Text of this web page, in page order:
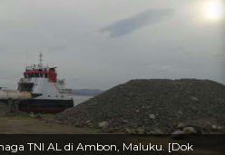
TNI AL di Ambon, Maluku. [Dok